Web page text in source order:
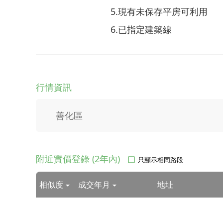
5.現有未保存平房可利用
6.已指定建築線
行情資訊
善化區
附近實價登錄 (2年內) 只顯示相同路段
相似度 成交年月 地址